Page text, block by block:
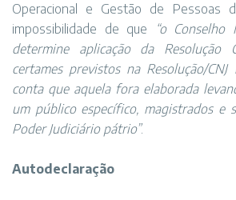
Operacional e Gestão de Pessoas
impossibilidade de que
“o Conselho
determine aplicação da Resolução
certames previstos na Resolução/
conta que aquela fora elaborada
um público específico, magistrados e
Poder Judiciário pátrio”.
Autodeclaração